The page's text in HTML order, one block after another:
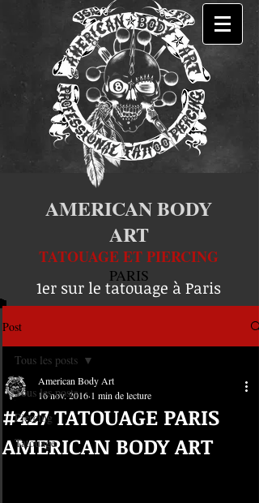
AMERICAN BODY
ART
TATOUAGE ET PIERCING
PARIS
1er sur le tatouage à Paris
Post
Tous les posts
Piercing
Tatouage
Tous les posts
#427 TATOUAGE PARIS
AMERICAN BODY ART
American Body Art
16 nov. 2016 1 min de lecture